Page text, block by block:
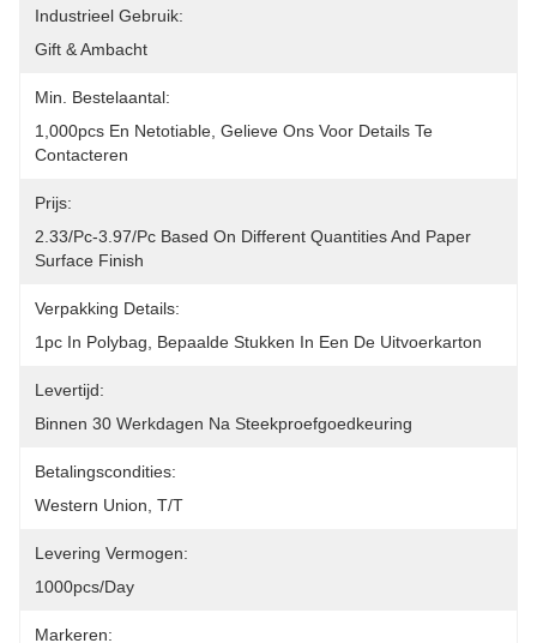
Industrieel Gebruik:
Gift & Ambacht
Min. Bestelaantal:
1,000pcs En Netotiable, Gelieve Ons Voor Details Te
Contacteren
Prijs:
2.33/pc-3.97/pc Based On Different Quantities And Paper
Surface Finish
Verpakking Details:
1pc In Polybag, Bepaalde Stukken In Een De Uitvoerkarton
Levertijd:
Binnen 30 Werkdagen Na Steekproefgoedkeuring
Betalingscondities:
Western Union, T/T
Levering Vermogen:
1000pcs/day
Markeren: